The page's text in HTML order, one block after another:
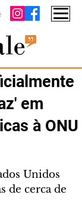
em
à ONU
Unidos
de cerca de